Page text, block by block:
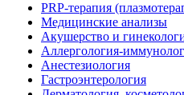
PRP-терапия
Медицинские анализы
Акушерство и
Аллергология-
Анестезиология
Гастроэнтерология